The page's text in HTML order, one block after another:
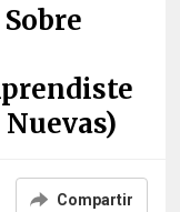
Compartir